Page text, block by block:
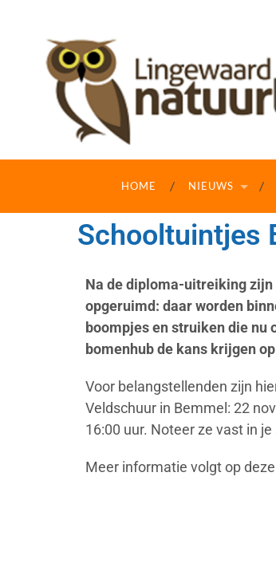
HOME NIEUWS
Schooltuintjes
Na de diploma-uitreiking zijn
opgeruimd: daar worden
boompjes en struiken die nu
bomenhub de kans krijgen
Voor belangstellenden zijn
Veldschuur in Bemmel: 22
16:00 uur. Noteer ze vast in je
Meer informatie volgt op